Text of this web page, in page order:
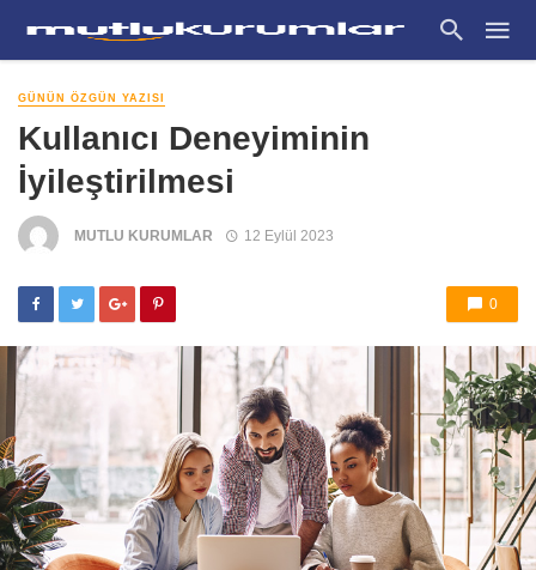
GÜNÜN ÖZGÜN YAZISI
Kullanıcı Deneyiminin
İyileştirilmesi
MUTLU KURUMLAR 12 Eylül 2023
0